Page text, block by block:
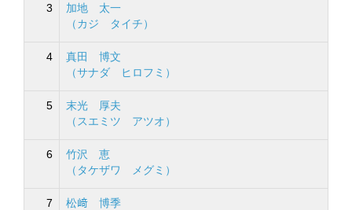
3
加地 太一
（カジ タイチ）
4
真田 博文
（サナダ ヒロフミ）
5
末光 厚夫
（スエミツ アツオ）
6
竹沢 恵
（タケザワ メグミ）
7
松﨑 博季